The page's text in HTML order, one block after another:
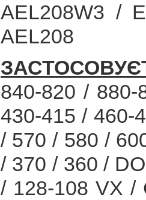
AEL208W3 /
AEL208
840-820 / 880-
430-415 / 460-
/ 570 / 580 /
/ 370 / 360 /
/ 128-108 VX /